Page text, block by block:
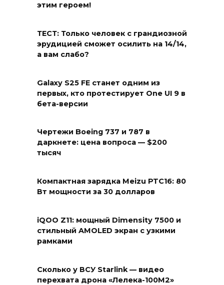
этим героем!
ТЕСТ: Только человек с грандиозной
эрудицией сможет осилить на 14/14,
а вам слабо?
Galaxy S25 FE станет одним из
первых, кто протестирует One UI 9 в
бета-версии
Чертежи Boeing 737 и 787 в
даркнете: цена вопроса — $200
тысяч
Компактная зарядка Meizu PTC16: 80
Вт мощности за 30 долларов
iQOO Z11: мощный Dimensity 7500 и
стильный AMOLED экран с узкими
рамками
Сколько у ВСУ Starlink — видео
перехвата дрона «Лелека-100М2»